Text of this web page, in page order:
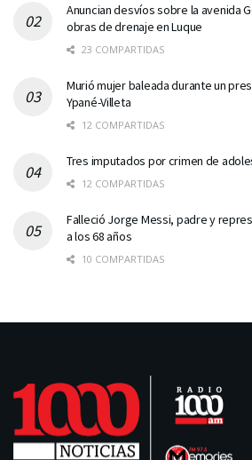
Anuncian desvíos sobre la avenida
obras de drenaje en Luque
23 COMPARTIDAS
Murió mujer baleada durante un
Ypané-Villeta
12 COMPARTIDAS
Tres imputados por crimen de
12 COMPARTIDAS
Falleció Jorge Messi, padre y
a los 68 años
10 COMPARTIDAS